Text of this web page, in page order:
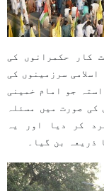
کار حکمرانوں کی
سرزمینوں کی
جو امام خمینی
صورت میں مسئلہ
کر دیا اور یہ
ذریعہ بن گیا۔